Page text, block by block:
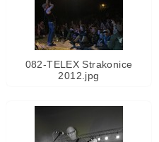
082-TELEX Strakonice
2012.jpg